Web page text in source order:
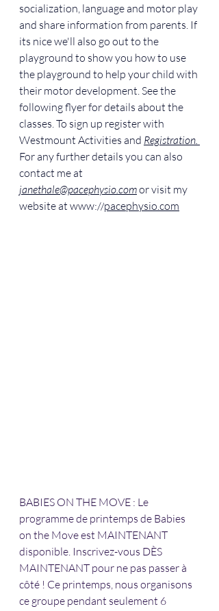
socialization, language and motor play
and share information from parents. If
its nice we'll also go out to the
playground to show you how to use
the playground to help your child with
their motor development. See the
following flyer for details about the
classes. To sign up register with
Westmount Activities and Registration.
For any further details you can also
contact me at
janethale@pacephysio.com or visit my
website at www://pacephysio.com
BABIES ON THE MOVE : Le
programme de printemps de Babies
on the Move est MAINTENANT
disponible. Inscrivez-vous DÈS
MAINTENANT pour ne pas passer à
côté ! Ce printemps, nous organisons
ce groupe pendant seulement 6